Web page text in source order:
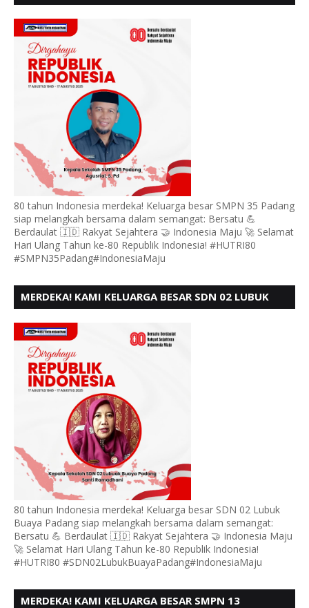
80 tahun Indonesia merdeka! Keluarga besar SMPN 35 Padang
siap melangkah bersama dalam semangat: Bersatu 💪
Berdaulat 🇮🇩 Rakyat Sejahtera 🤝 Indonesia Maju 🚀 Selamat
Hari Ulang Tahun ke-80 Republik Indonesia! #HUTRI80
#SMPN35Padang#IndonesiaMaju
MERDEKA! KAMI KELUARGA BESAR SDN 02 LUBUK
HUT RI KE - 80,
80 tahun Indonesia merdeka! Keluarga besar SDN 02 Lubuk
Buaya Padang siap melangkah bersama dalam semangat:
Bersatu 💪 Berdaulat 🇮🇩 Rakyat Sejahtera 🤝 Indonesia Maju
🚀 Selamat Hari Ulang Tahun ke-80 Republik Indonesia!
#HUTRI80 #SDN02LubukBuayaPadang#IndonesiaMaju
MERDEKA! KAMI KELUARGA BESAR SMPN 13